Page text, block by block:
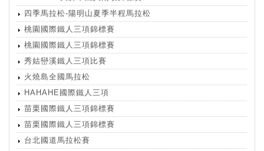
四季馬拉松-陽明山夏季半程馬拉松
桃園國際鐵人三項錦標賽
桃園國際鐵人三項錦標賽
秀姑巒溪鐵人三項比賽
火燒島全國馬拉松
HAHAHE國際鐵人三項
苗栗國際鐵人三項錦標賽
苗栗國際鐵人三項錦標賽
台北國道馬拉松賽